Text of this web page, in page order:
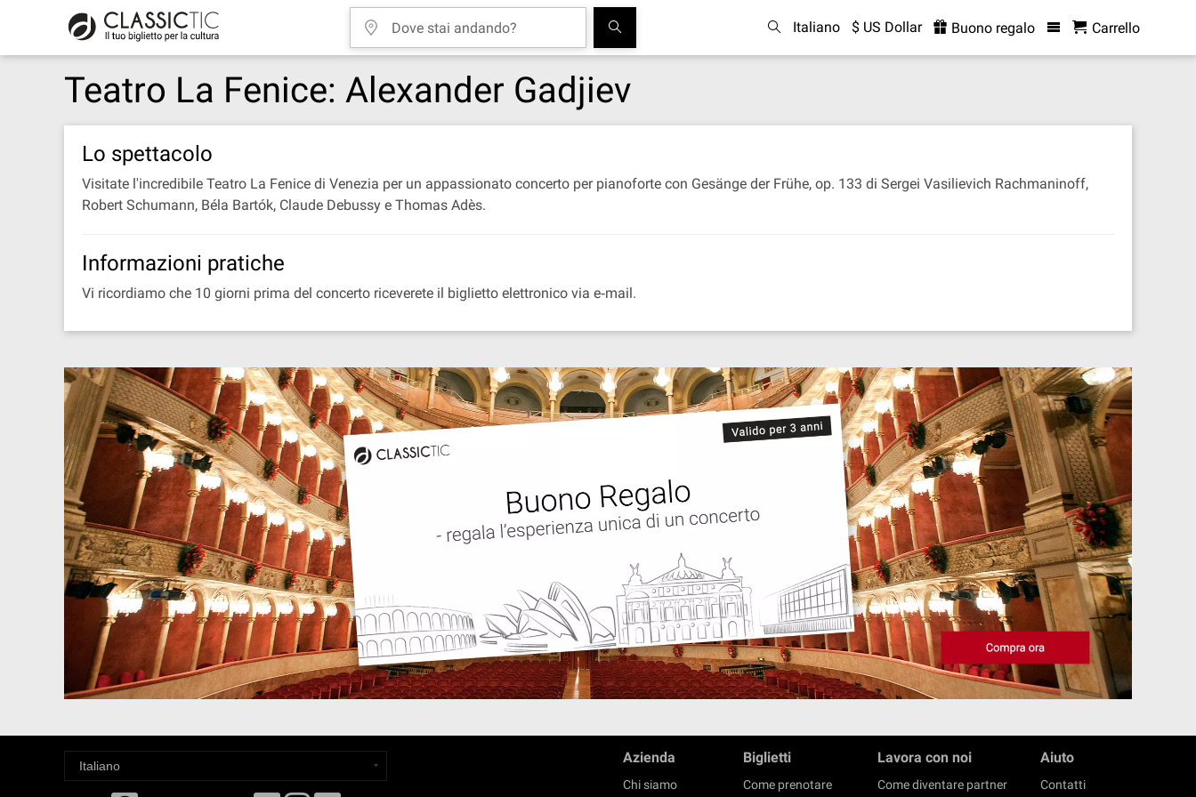
Italiano $ US Dollar Buono regalo Carrello
Teatro La Fenice: Alexander Gadjiev
Lo spettacolo
Visitate l'incredibile Teatro La Fenice di Venezia per un appassionato concerto per pianoforte con Gesänge der Frühe, op. 133 di Sergei Vasilievich Rachmaninoff,
Robert Schumann, Béla Bartók, Claude Debussy e Thomas Adès.
Informazioni pratiche
Vi ricordiamo che 10 giorni prima del concerto riceverete il biglietto elettronico via e‐mail.
Azienda
Chi siamo
Biglietti
Come prenotare
Lavora con noi
Come diventare partner
Aiuto
Contatti